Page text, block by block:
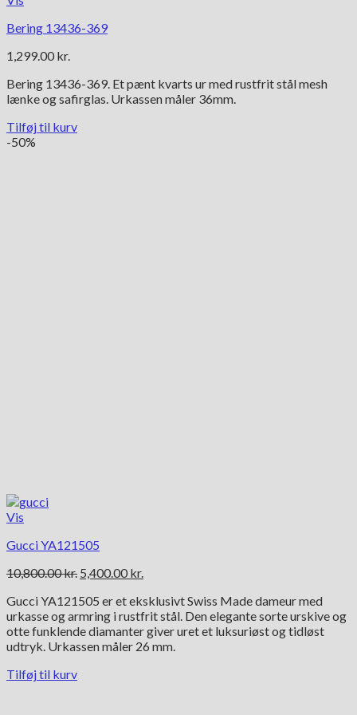
Bering 13436-369
1,299.00 kr.
Bering 13436-369. Et pænt kvarts ur med rustfrit stål mesh
lænke og safirglas. Urkassen måler 36mm.
Tilføj til kurv
-50%
Vis
Gucci YA121505
10,800.00kr. Den
pris
var:
10,800.00 kr..
5,400.00 kr.
pris
er:
5,400.00 kr..
Gucci YA121505 er et eksklusivt Swiss Made dameur med
urkasse og armring i rustfrit stål. Den elegante sorte urskive og
otte funklende diamanter giver uret et luksuriøst og tidløst
udtryk. Urkassen måler 26 mm.
Tilføj til kurv